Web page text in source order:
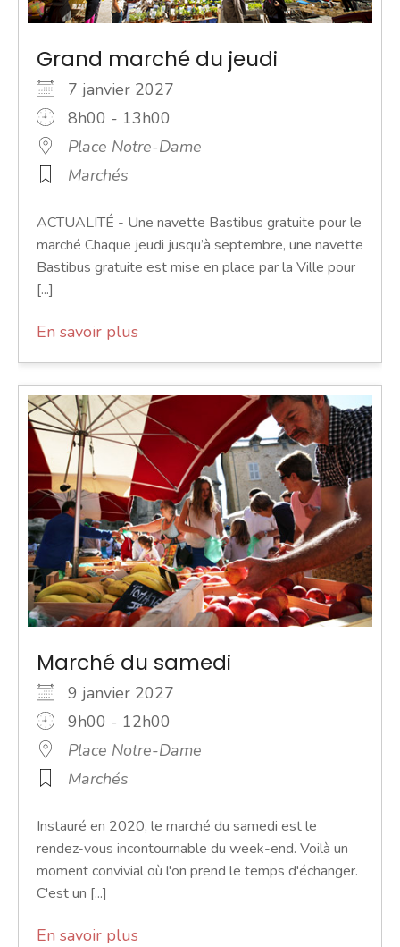
Grand marché du jeudi
7 janvier 2027
8h00 - 13h00
Place Notre-Dame
Marchés
ACTUALITÉ - Une navette Bastibus gratuite pour le
marché Chaque jeudi jusqu’à septembre, une navette
Bastibus gratuite est mise en place par la Ville pour
[...]
En savoir plus
Marché du samedi
9 janvier 2027
9h00 - 12h00
Place Notre-Dame
Marchés
Instauré en 2020, le marché du samedi est le
rendez-vous incontournable du week-end. Voilà un
moment convivial où l'on prend le temps d'échanger.
C'est un [...]
En savoir plus